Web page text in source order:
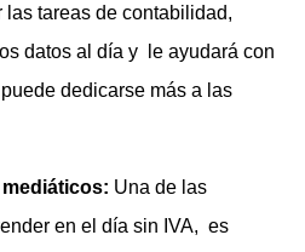
tareas de contabilidad,
datos al día y le ayudará con
dedicarse más a las
Una de las
en el día sin IVA, es